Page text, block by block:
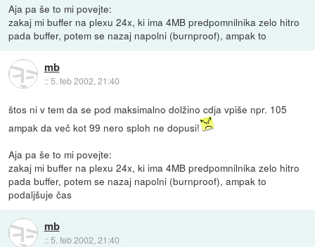
Aja pa še to mi povejte:
zakaj mi buffer na plexu 24x, ki ima 4MB predpomnilnika zelo hitro
pada buffer, potem se nazaj napolni (burnproof), ampak to
mb
::5. feb 2002, 21:40
štos ni v tem da se pod maksimalno dolžino cdja vpiše npr. 105
ampak da več kot 99 nero sploh ne dopusi!
Aja pa še to mi povejte:
zakaj mi buffer na plexu 24x, ki ima 4MB predpomnilnika zelo hitro
pada buffer, potem se nazaj napolni (burnproof), ampak to
podaljšuje čas
mb
:: 5. feb 2002, 21:40